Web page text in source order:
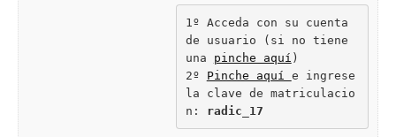
1º Acceda con su cuenta
de usuario (si no tiene
una pinche aquí )
2º
Pinche aquí e ingrese
la clave de matriculacio
n:
radic_17